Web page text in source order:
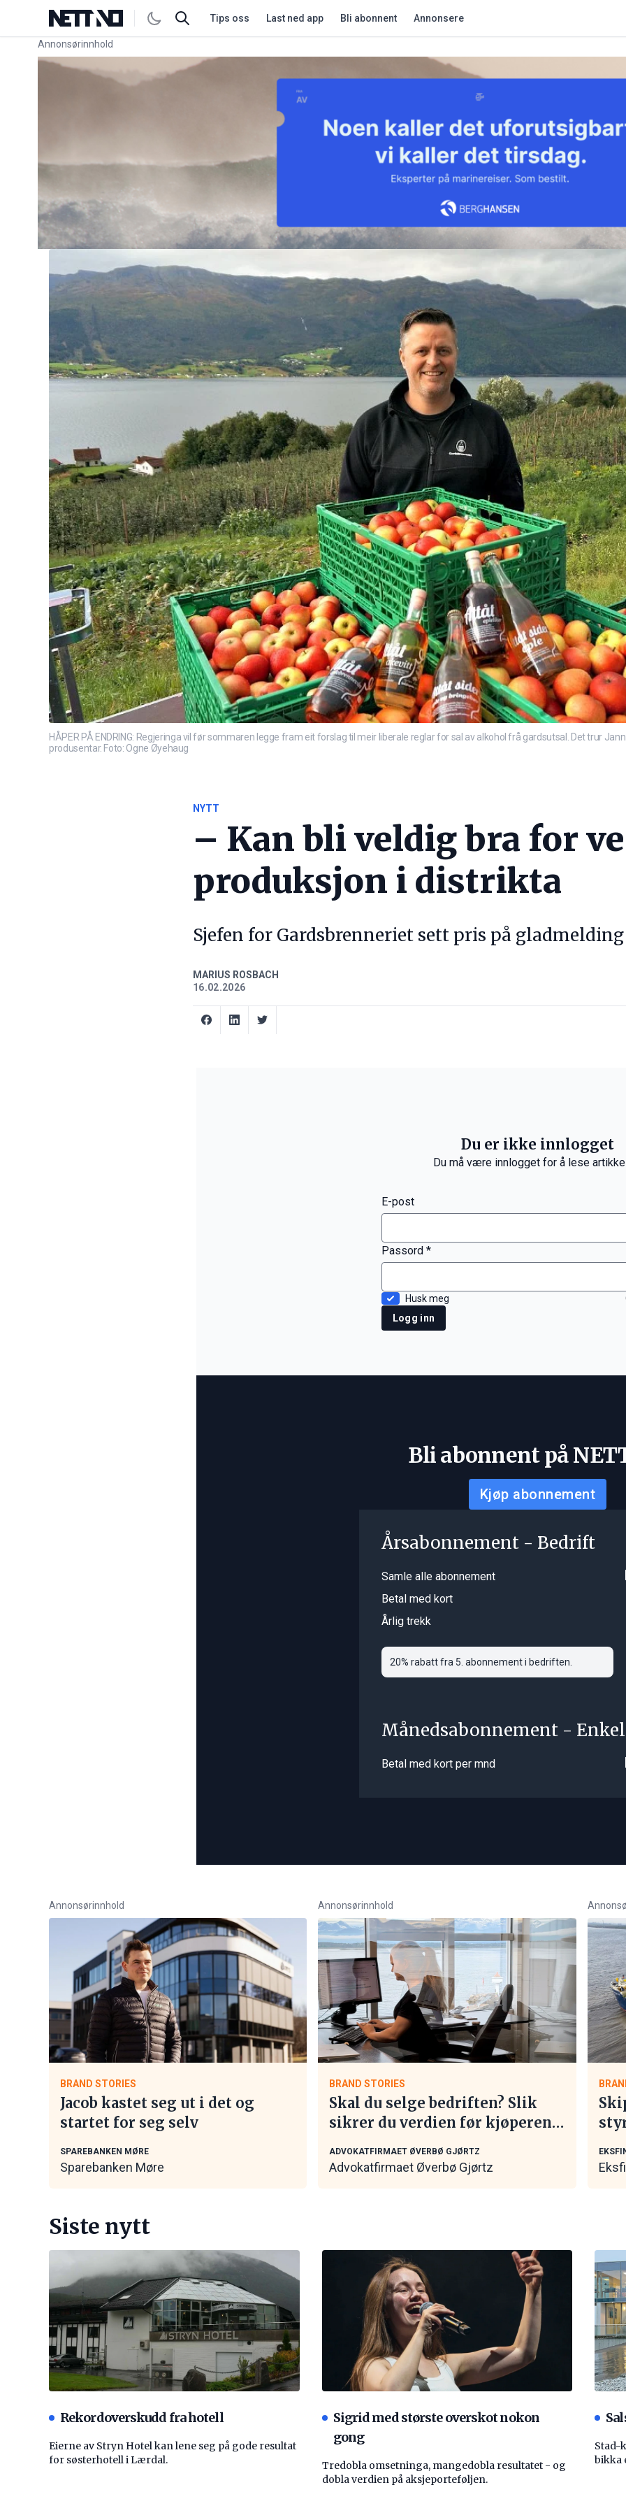
Tips oss Last ned app Bli abonnent Annonsere
Annonsørinnhold
Link for annonse
HÅPER PÅ ENDRING: Regjeringa vil før sommaren legge fram eit forslag til meir liberale reglar for sal av alkohol frå gardsutsal. Det trur
produsentar. Foto: Ogne Øyehaug
NYTT
– Kan bli veldig bra for
produksjon i distrikta
Sjefen for Gardsbrenneriet sett pris på
MARIUS ROSBACH
16.02.2026
Du er ikke innlogget
Du må være innlogget for å lese
E-post
Passord *
Husk meg
Logg inn
Bli abonnent på
Kjøp abonnement
Årsabonnement - Bedrift
Samle alle abonnement
Betal med kort
Årlig trekk
20% rabatt fra 5. abonnement i bedriften.
Månedsabonnement -
Betal med kort per mnd
Annonsørinnhold
BRAND STORIES
Jacob kastet seg ut i det og
startet for seg selv
SPAREBANKEN MØRE
Sparebanken Møre
Annonsørinnhold
BRAND STORIES
Skal du selge bedriften? Slik
sikrer du verdien før kjøperen
ADVOKATFIRMAET ØVERBØ GJØRTZ
Advokatfirmaet Øverbø Gjørtz
Siste nytt
Rekordoverskudd fra hotell
Eierne av Stryn Hotel kan lene seg på gode resultat
for søsterhotell i Lærdal.
Sigrid med største overskot nokon
gong
Tredobla omsetninga, mangedobla resultatet - og
dobla verdien på aksjeporteføljen.
Stad-
bikka